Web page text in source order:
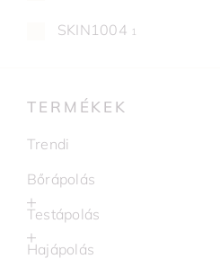
SKIN1004 1
TERMÉKEK
Trendi
Bőrápolás
Testápolás
Hajápolás